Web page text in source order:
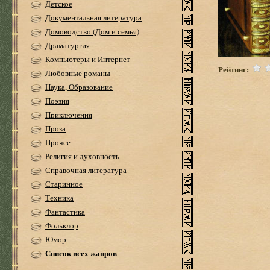
Детское
Документальная литература
Домоводство (Дом и семья)
Драматургия
Компьютеры и Интернет
Любовные романы
Наука, Образование
Поэзия
Приключения
Проза
Прочее
Религия и духовность
Справочная литература
Старинное
Техника
Фантастика
Фольклор
Юмор
Список всех жанров
Рейтинг: